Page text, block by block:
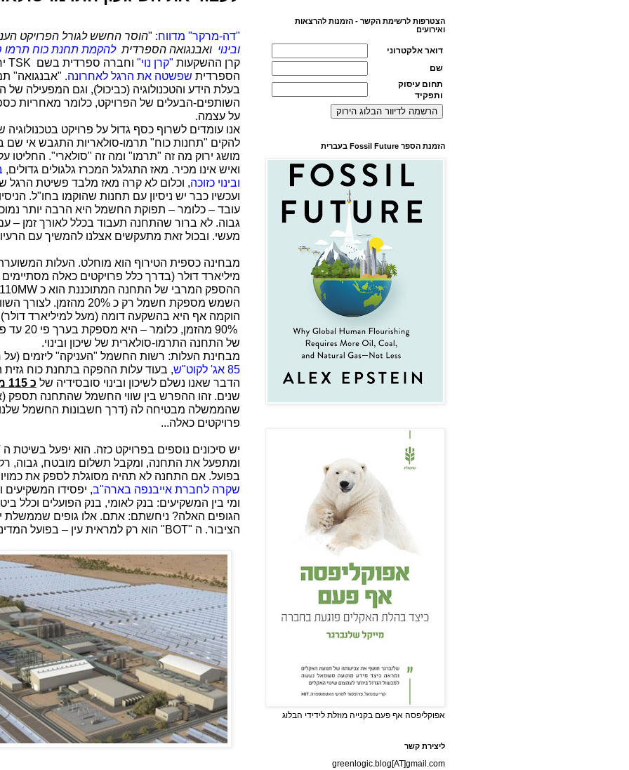
"דה-מרקר" מדווח: "הוסר החשש לגורל הפרויקט
ובינוי ואבנגואה הספרדית להקמת תחנת כוח תרמו
קרן ההשקעות "קרן נוי" וחברה ספרדית בשם TSK
הספרדית שפשטה את הרגל לאחרונה. "אבנגואה"
בעלת הידע והטכנולוגיה (כביכול), וגם המפעילה
השותפים-הבעלים של הפרויקט, כלומר מאחריות
על עצמה.
אנו עומדים לשרוף כסף גדול על פרויקט בטכנולוגיה
מושג ירוק מה זה "תרמו" ומה זה "סולארי". החליטו
ואיש אינו מכיר. מאז התגלגל המכרז גלגולים גדולים,
ובינוי כזוכה
ועכשיו כבר יש ניסיון עם תחנות שהוקמו בחו"ל.
עובד – כלומר – תפוקת החשמל היא הרבה יותר
גבוה. לא ברור שהתחנה תעבוד בכלל לאורך זמן – עם
מעשי. ובכול זאת מתעקשים אצלנו להמשיך עם
מיליארד דולר (בדרך כלל פרויקטים כאלה
ההספק המרבי של התחנה המתוכננת הוא כ MW
השמש מספקת חשמל רק כ 20% מהזמן. לצורך השוואה:
הוקמה אף היא בהשקעה דומה (מעל למיליארד דולר),
של התחנה התרמו-סולארית של שיכון ובינוי.
מבחינת העלות: רשות החשמל "העניקה" ליזמים
85 אג' לקוט"ש
הדבר שאנו נשלם לשיכון ובינוי סובסידיה של כ 115 מיליון ₪ לשנה
שנים. זהו ההפרש בין שווי החשמל שהתחנה תספק
שהממשלה מבטיחה לה (דרך חשבונות החשמל שלנו).
פרויקטים כאלה...
יש סיכונים נוספים בפרויקט כזה. הוא יפעל בשיטת ה
ומתפעל את התחנה, ומקבל תשלום מובטח, גבוה,
בפועל. אם התחנה לא תהיה מסוגלת לספק את
שקרה לחברת אייבנפה בארה"ב, יפסידו
ומי בין המשקיעים: בנק לאומי, בנק הפועלים וכלל
הגופים האלה? ניחשתם: אתם. אלו גופים שממשלת
הציבור. ה "BOT" הוא רק למראית עין – בפועל
הצטרפות לרשימת הקשר - הזמנות להרצאות
ואירועים
דואר אלקטרוני
שם
תחום עיסוק
ותפקיד
הזמנת הספר Fossil Future בעברית
אפוקליפסה אף פעם בקנייה מוזלת לידידי הבלוג
ליצירת קשר
greenlogic.blog[AT]gmail.com